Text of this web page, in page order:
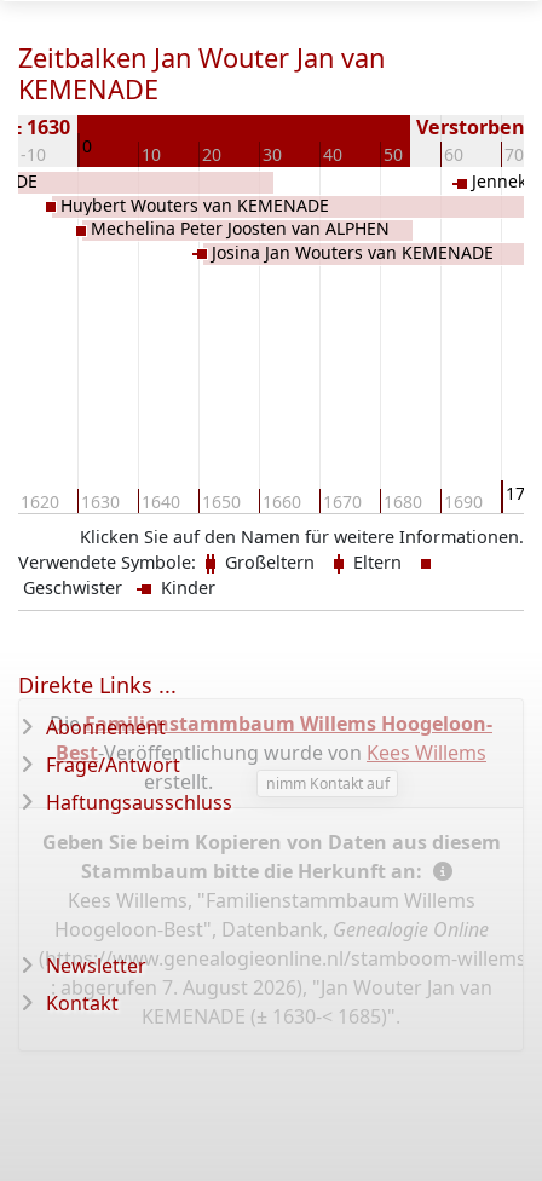
Zeitbalken Jan Wouter Jan van
KEMENADE
-10 0 10 20 30 40 50 60 70
± 1630 Verstorben (
1620 1630 1640 1650 1660 1670 1680 1690
Huybert Wouters van KEMENADE
Mechelina Peter Joosten van ALPHEN
Josina Jan Wouters van KEMENADE
Klicken Sie auf den Namen für weitere Informationen.
Verwendete Symbole:
Großeltern
Eltern
Geschwister
Kinder
DieFamilienstammbaum Willems Hoogeloon-
Best-Veröffentlichung wurde von Kees Willems
erstellt.
nimm Kontakt auf
Geben Sie beim Kopieren von Daten aus diesem
Stammbaum bitte die Herkunft an:
Kees Willems, "Familienstammbaum Willems
Hoogeloon-Best", Datenbank, Genealogie Online
(https://www.genealogieonline.nl/stamboom-willems-
: abgerufen 7. August 2026), "Jan Wouter Jan van
KEMENADE (± 1630-< 1685)".
Direkte Links ...
Abonnement
Frage/Antwort
Haftungsausschluss
Newsletter
Kontakt